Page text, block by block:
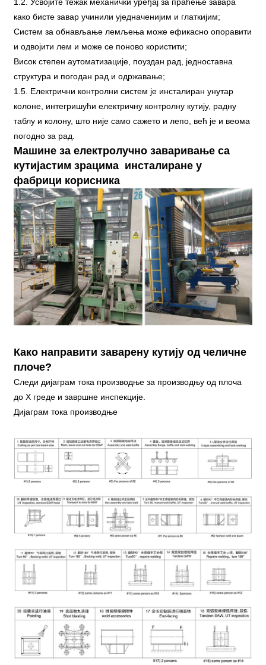
како бисте завар учинили уједначенијим и глаткијим;
Систем за обнављање лемљења може ефикасно опоравити
и одвојити лем и може се поново користити;
Висок степен аутоматизације, поуздан рад, једноставна
структура и погодан рад и одржавање;
1.5. Електрични контролни систем је инсталиран унутар
колоне, интегришући електричну контролну кутију, радну
таблу и колону, што није само сажето и лепо, већ је и веома
погодно за рад.
Машине за електролучно заваривање са
кутијастим зрацима инсталиране у
фабрици корисника
Како направити заварену кутију од челичне
плоче?
Следи дијаграм тока производње за производњу од плоча
до Х греде и завршне инспекције.
Дијаграм тока производње